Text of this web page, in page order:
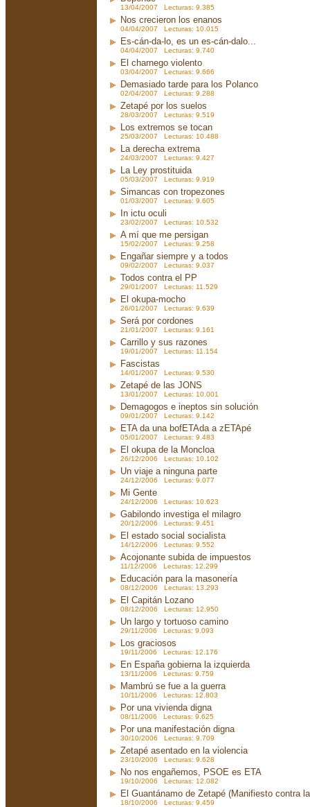
13/04/2007 Lecturas: 9.385
Nos crecieron los enanos
04/04/2007 Lecturas: 10.015
Es-cán-da-lo, es un es-cán-dalo...
04/04/2007 Lecturas: 9.740
El charnego violento
03/04/2007 Lecturas: 9.666
Demasiado tarde para los Polanco
02/04/2007 Lecturas: 9.288
Zetapé por los suelos
28/03/2007 Lecturas: 9.519
Los extremos se tocan
25/03/2007 Lecturas: 10.488
La derecha extrema
24/03/2007 Lecturas: 9.427
La Ley prostituida
05/03/2007 Lecturas: 9.919
Simancas con tropezones
01/03/2007 Lecturas: 9.605
In ictu oculi
23/02/2007 Lecturas: 10.532
A mí que me persigan
15/02/2007 Lecturas: 9.258
Engañar siempre y a todos
09/02/2007 Lecturas: 9.037
Todos contra el PP
29/01/2007 Lecturas: 11.529
El okupa-mocho
26/01/2007 Lecturas: 9.639
Será por cordones
21/01/2007 Lecturas: 9.161
Carrillo y sus razones
19/01/2007 Lecturas: 11.154
Fascistas
14/01/2007 Lecturas: 9.530
Zetapé de las JONS
13/01/2007 Lecturas: 10.001
Demagogos e ineptos sin solución
09/01/2007 Lecturas: 9.142
ETA da una bofETAda a zETApé
05/01/2007 Lecturas: 9.483
El okupa de la Moncloa
26/12/2006 Lecturas: 10.102
Un viaje a ninguna parte
24/12/2006 Lecturas: 9.077
Mi Gente
24/12/2006 Lecturas: 10.623
Gabilondo investiga el milagro
20/12/2006 Lecturas: 9.451
El estado social socialista
14/12/2006 Lecturas: 9.552
Acojonante subida de impuestos
11/12/2006 Lecturas: 12.299
Educación para la masonería
08/12/2006 Lecturas: 13.293
El Capitán Lozano
08/12/2006 Lecturas: 12.950
Un largo y tortuoso camino
29/11/2006 Lecturas: 9.093
Los graciosos
19/11/2006 Lecturas: 12.176
En España gobierna la izquierda
13/11/2006 Lecturas: 9.759
Mambrú se fue a la guerra
10/11/2006 Lecturas: 12.803
Por una vivienda digna
08/11/2006 Lecturas: 9.625
Por una manifestación digna
30/10/2006 Lecturas: 9.709
Zetapé asentado en la violencia
23/10/2006 Lecturas: 9.628
No nos engañemos, PSOE es ETA
19/10/2006 Lecturas: 12.082
El Guantánamo de Zetapé (Manifiesto contra
18/10/2006 Lecturas: 9.459